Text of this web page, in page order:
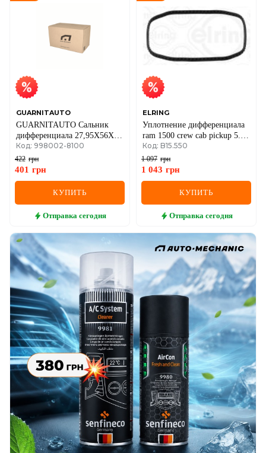
GUARNITAUTO
GUARNITAUTO Сальник
дифференциала 27,95X56X10
RD ACM
Код: 998002-8100
422 грн
401 грн
КУПИТЬ
Отправка сегодня
ELRING
Уплотнение дифференциала
ram 1500 crew cab pickup 5.7
4wd 08-10 dodge
Код: B15.550
1 097 грн
1 043 грн
КУПИТЬ
Отправка сегодня